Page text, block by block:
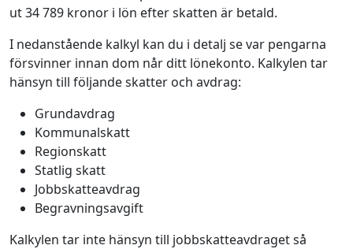
ut 34 789 kronor i lön efter skatten är betald.
I nedanstående kalkyl kan du i detalj se var pengarna
försvinner innan dom når ditt lönekonto. Kalkylen tar
hänsyn till följande skatter och avdrag:
Grundavdrag
Kommunalskatt
Regionskatt
Statlig skatt
Jobbskatteavdrag
Begravningsavgift
Kalkylen tar inte hänsyn till jobbskatteavdraget så